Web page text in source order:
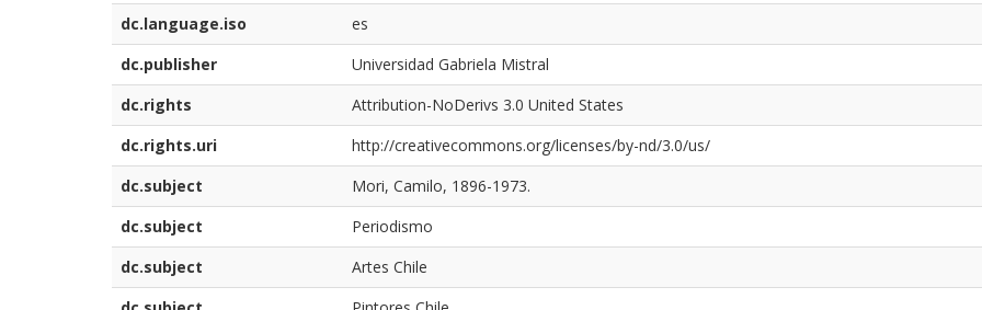
dc.language.iso
es
dc.publisher
Universidad Gabriela Mistral
dc.rights
Attribution-NoDerivs 3.0 United States
dc.rights.uri
http://creativecommons.org/licenses/by-nd/3.0/us/
dc.subject
Mori, Camilo, 1896-1973.
dc.subject
Periodismo
dc.subject
Artes Chile